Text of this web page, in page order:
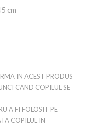
cm
IN ACEST PRODUS
CAND COPILUL SE
A FI FOLOSIT PE
COPILUL IN